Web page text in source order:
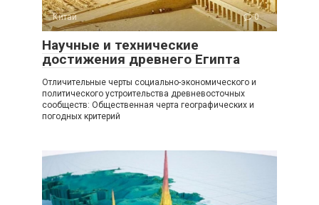
Китай 0
Научные и технические
достижения древнего Египта
Отличительные черты социально-экономического и
политического устроительства древневосточных
сообществ: Общественная черта географических и
погодных критерий